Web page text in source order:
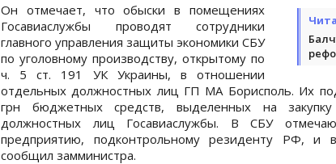
Он отмечает, что обыски в помещениях
Госавиаслужбы проводят сотрудники
главного управления защиты экономики СБУ
по уголовному производству, открытому по
ч. 5 ст. 191 УК Украины, в отношении
отдельных должностных лиц ГП МА Борисполь. Их
грн бюджетных средств, выделенных на
должностных лиц Госавиаслужбы. В СБУ
предприятию, подконтрольному резиденту РФ, и
сообщил замминистра.